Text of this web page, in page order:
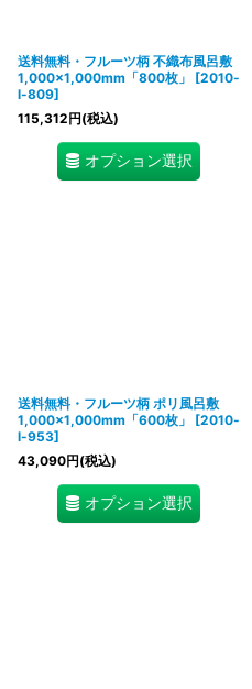
送料無料・フルーツ柄 不織布風呂敷
1,000×1,000mm「800枚」
[2010-
l-809]
115,312円(税込)
オプション選択
送料無料・フルーツ柄 ポリ風呂敷
1,000×1,000mm「600枚」
[2010-
l-953]
43,090円(税込)
オプション選択